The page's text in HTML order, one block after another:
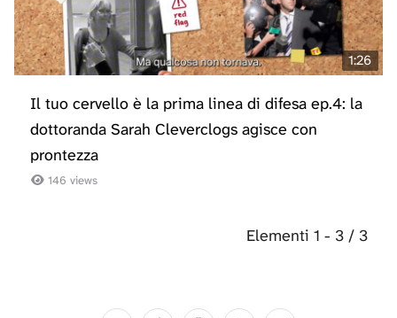
1:26
Il tuo cervello è la prima linea di difesa ep.4: la
dottoranda Sarah Cleverclogs agisce con
prontezza
146 views
Elementi 1 - 3 / 3